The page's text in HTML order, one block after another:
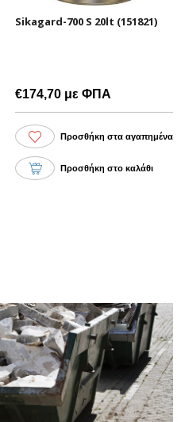
Sikagard-700 S 20lt (151821)
€174,70 με ΦΠΑ
Προσθήκη στα αγαπημένα
Προσθήκη στο καλάθι